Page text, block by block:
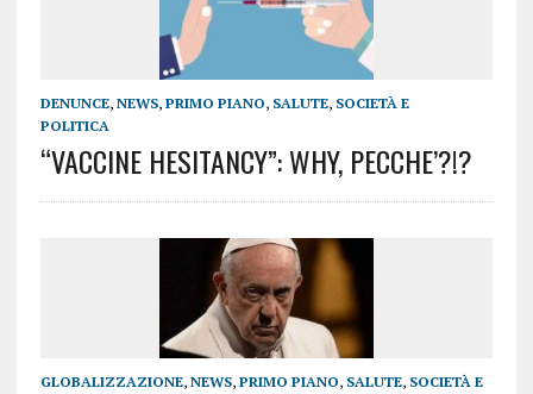
DENUNCE, NEWS, PRIMO PIANO, SALUTE, SOCIETÀ E
POLITICA
“VACCINE HESITANCY”: WHY, PECCHE’?!?
GLOBALIZZAZIONE, NEWS, PRIMO PIANO, SALUTE, SOCIETÀ E